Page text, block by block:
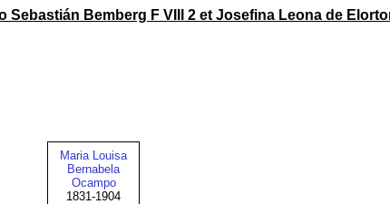
Sebastián Bemberg F VIII 2‎ et Josefina Leona de
Maria Louisa
Bernabela
Ocampo
1831-1904